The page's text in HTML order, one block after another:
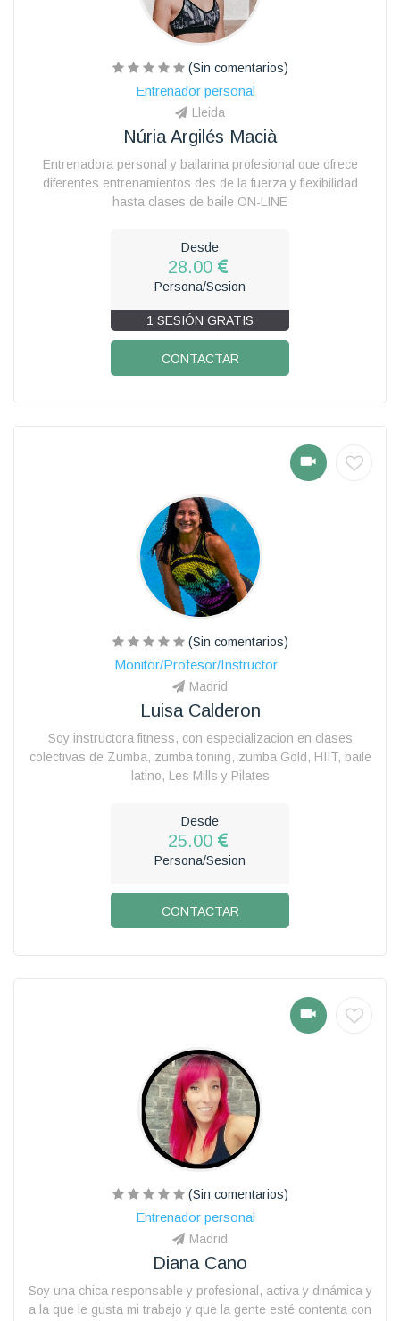
(Sin comentarios)
Entrenador personal
Lleida
Núria Argilés Macià
Entrenadora personal y bailarina profesional que ofrece
diferentes entrenamientos des de la fuerza y flexibilidad
hasta clases de baile ON-LINE
Desde
28.00
Persona/Sesion
1 SESIÓN GRATIS
CONTACTAR
(Sin comentarios)
Monitor/Profesor/Instructor
Madrid
Luisa Calderon
Soy instructora fitness, con especializacion en clases
colectivas de Zumba, zumba toning, zumba Gold, HIIT, baile
latino, Les Mills y Pilates
Desde
25.00
Persona/Sesion
CONTACTAR
(Sin comentarios)
Entrenador personal
Madrid
Diana Cano
Soy una chica responsable y profesional, activa y dinámica y
a la que le gusta mi trabajo y que la gente esté contenta con